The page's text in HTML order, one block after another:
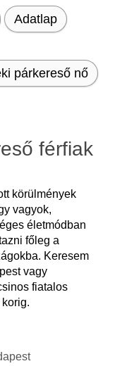
Adatlap
párkereső nő
férfiak
körülmények
vagyok,
életmódban
főleg a
Keresem
vagy
fiatalos